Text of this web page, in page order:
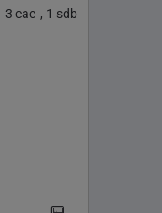
3 cac , 1 sdb